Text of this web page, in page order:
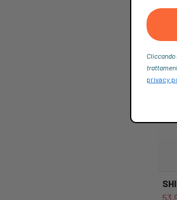
Cliccando
privacy